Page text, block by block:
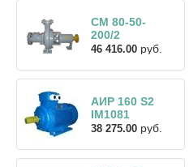
СМ 80-50-
200/2
46 416.00 руб.
АИР 160 S2
IM1081
38 275.00 руб.